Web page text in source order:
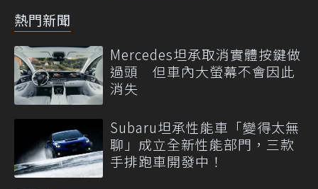
熱門新聞
Mercedes坦承取消實體按鍵做
過頭 但車內大螢幕不會因此
消失
Subaru坦承性能車「變得太無
聊」成立全新性能部門，三款
手排跑車開發中！